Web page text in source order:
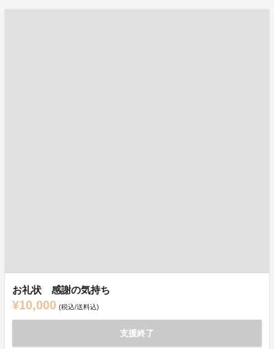
お礼状 感謝の気持ち
¥10,000 (税込/送料込)
支援終了